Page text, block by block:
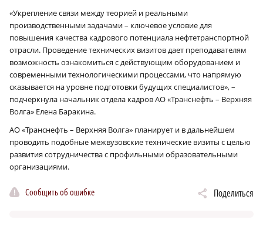
«Укрепление связи между теорией и реальными
производственными задачами – ключевое условие для
повышения качества кадрового потенциала нефтетранспортной
отрасли. Проведение технических визитов дает преподавателям
возможность ознакомиться с действующим оборудованием и
современными технологическими процессами, что напрямую
сказывается на уровне подготовки будущих специалистов», –
подчеркнула начальник отдела кадров АО «Транснефть – Верхняя
Волга» Елена Баракина.
АО «Транснефть – Верхняя Волга» планирует и в дальнейшем
проводить подобные межвузовские технические визиты с целью
развития сотрудничества с профильными образовательными
организациями.
Сообщить об ошибке Поделиться